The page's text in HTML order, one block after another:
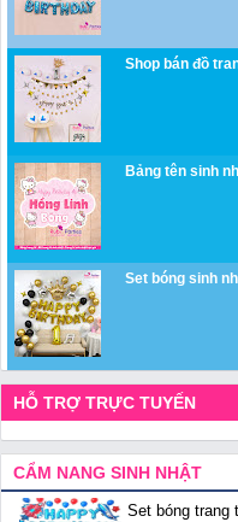
Shop bán đồ
Bảng tên sinh
Set bóng sinh
HỖ TRỢ TRỰC TUYẾN
CẨM NANG SINH NHẬT
Set bóng trang